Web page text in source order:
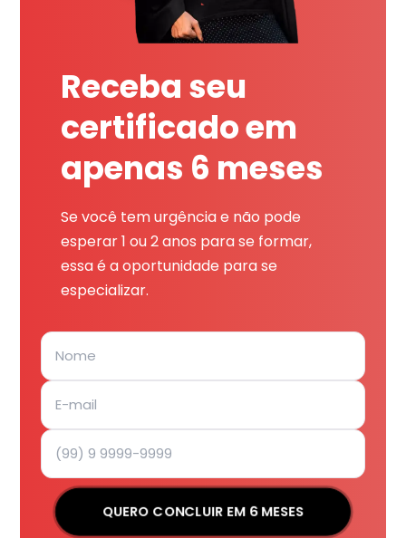
Receba seu
certificado em
apenas 6 meses
Se você tem urgência e não pode
esperar 1 ou 2 anos para se formar,
essa é a oportunidade para se
especializar.
QUERO CONCLUIR EM 6 MESES